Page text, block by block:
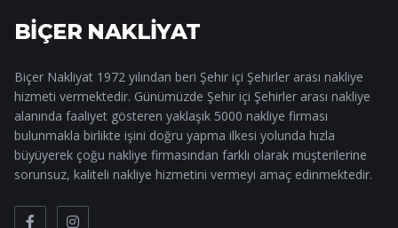
BİÇER NAKLİYAT
Biçer Nakliyat 1972 yılından beri Şehir içi Şehirler arası nakliye
hizmeti vermektedir. Günümüzde Şehir içi Şehirler arası nakliye
alanında faaliyet gösteren yaklaşık 5000 nakliye firması
bulunmakla birlikte işini doğru yapma ilkesi yolunda hızla
büyüyerek çoğu nakliye firmasından farklı olarak müşterilerine
sorunsuz, kaliteli nakliye hizmetini vermeyi amaç edinmektedir.